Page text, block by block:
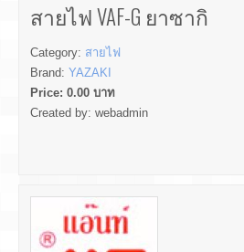
สายไฟ VAF-G ยาซากิ
Category: สายไฟ
Brand: YAZAKI
Price: 0.00 บาท
Created by: webadmin